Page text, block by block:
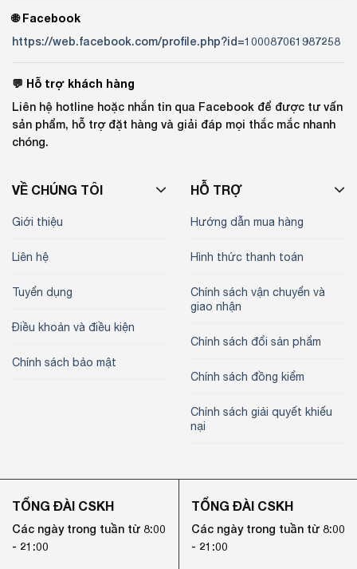
🌐 Facebook
https://web.facebook.com/profile.php?id=100087061987258
💬 Hỗ trợ khách hàng
Liên hệ hotline hoặc nhắn tin qua Facebook để được tư vấn
sản phẩm, hỗ trợ đặt hàng và giải đáp mọi thắc mắc nhanh
chóng.
VỀ CHÚNG TÔI
Giới thiệu
Liên hệ
Tuyển dụng
Điều khoản và điều kiện
Chính sách bảo mật
HỖ TRỢ
Hướng dẫn mua hàng
Hình thức thanh toán
Chính sách vận chuyển và
giao nhận
Chính sách đổi sản phẩm
Chính sách đồng kiểm
Chính sách giải quyết khiếu
nại
TỔNG ĐÀI CSKH
Các ngày trong tuần từ 8:00
- 21:00
TỔNG ĐÀI CSKH
Các ngày trong tuần từ 8:00
- 21:00